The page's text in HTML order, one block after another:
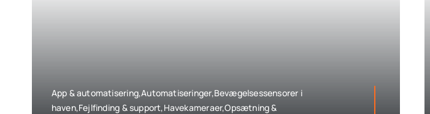
App & automatisering,Automatiseringer,Bevægelsessensorer i
haven,Fejlfinding & support,Havekameraer,Opsætning &